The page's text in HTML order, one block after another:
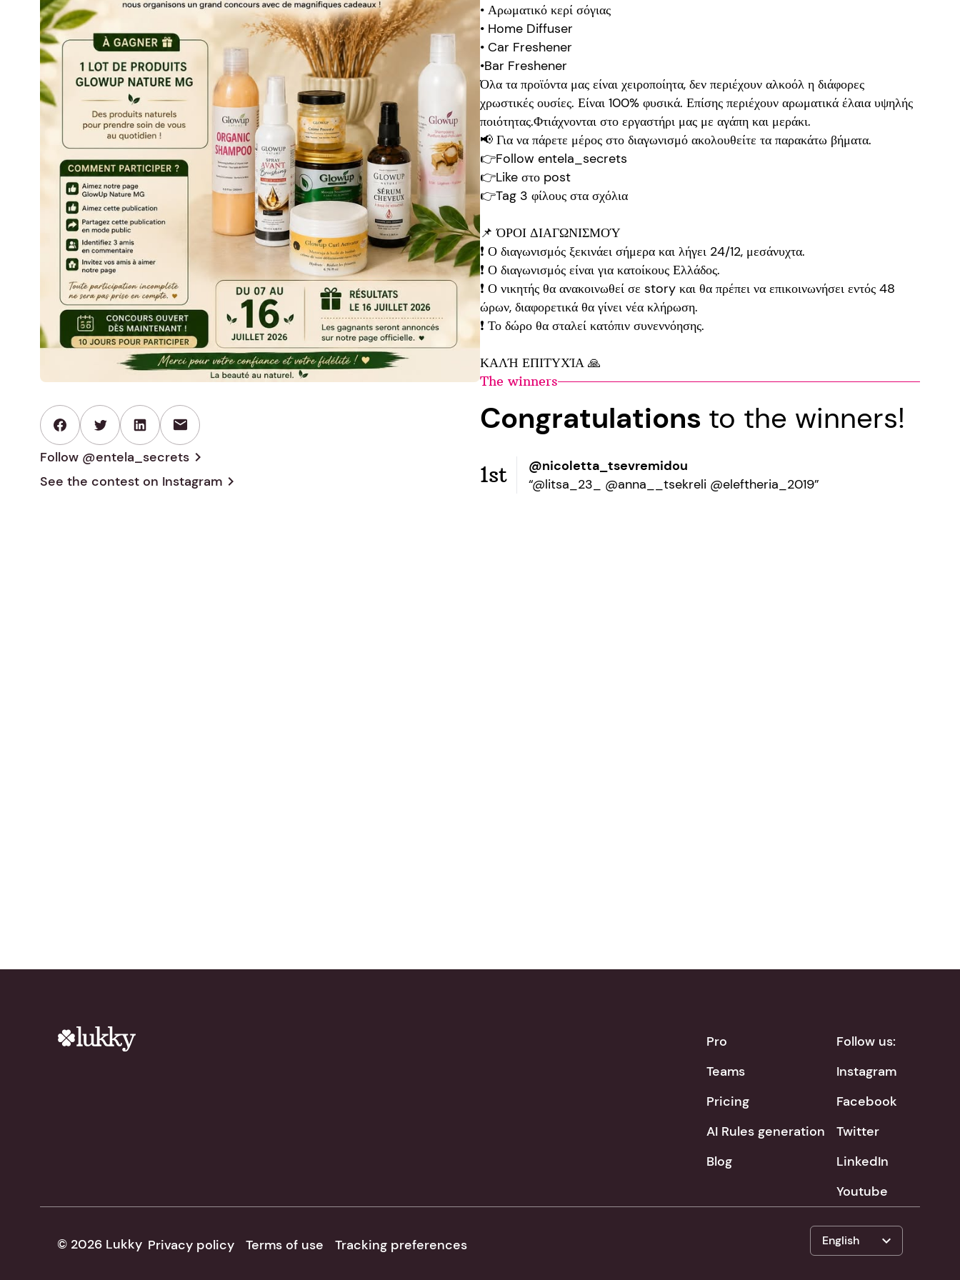
mail
Follow @entela_secrets chevron_right
See the contest on Instagram chevron_right
• Αρωματικό κερί σόγιας
• Home Diffuser
• Car Freshener
•Bar Freshener
Όλα τα προϊόντα μας είναι χειροποίητα, δεν περιέχουν αλκοόλ η διάφορες
χρωστικές ουσίες. Είναι 100% φυσικά. Επίσης περιέχουν αρωματικά έλαια υψηλής
ποιότητας.Φτιάχνονται στο εργαστήρι μας με αγάπη και μεράκι.
📢 Για να πάρετε μέρος στο διαγωνισμό ακολουθείτε τα παρακάτω βήματα.
👉Follow entela_secrets
👉Like στο post
👉Tag 3 φίλους στα σχόλια
📌 ΌΡΟΙ ΔΙΑΓΩΝΙΣΜΟΎ
❗ Ο διαγωνισμός ξεκινάει σήμερα και λήγει 24/12, μεσάνυχτα.
❗ Ο διαγωνισμός είναι για κατοίκους Ελλάδος.
❗ Ο νικητής θα ανακοινωθεί σε story και θα πρέπει να επικοινωνήσει εντός 48
ώρων, διαφορετικά θα γίνει νέα κλήρωση.
❗ Το δώρο θα σταλεί κατόπιν συνεννόησης.
ΚΑΛΉ ΕΠΙΤΥΧΊΑ 🙏
The winners
Congratulations to the winners!
1st
@nicoletta_tsevremidou
“@litsa_23_ @anna__tsekreli @eleftheria_2019”
Pro
Teams
Pricing
AI Rules generation
Blog
Follow us:
Instagram
Facebook
Twitter
LinkedIn
Youtube
English expand_more
Privacy policy Terms of use Tracking preferences
© 2026 Lukky